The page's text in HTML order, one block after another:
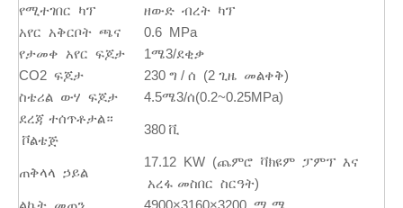
የሚተገበር ካፕ
ዘውድ ብረት ካፕ
አየር አቅርቦት ጫና
0.6 MPa
የታመቀ አየር ፍጆታ
1ሜ3/ደቂቃ
CO2 ፍጆታ
230 ግ / ሰ (2 ጊዜ መልቀቅ)
ስቴሪል ውሃ ፍጆታ
4.5ሜ3/ሰ(0.2~0.25MPa)
ደረጃ ተሰጥቶታል።
ቮልቴጅ
380 ቪ
ጠቅላላ ኃይል
17.12 KW (ጨምሮ ቫክዩም ፓምፕ እና
አረፋ መስበር ስርዓት)
ልኬት መጠን
4900×3160×3200 ሚ.ሜ